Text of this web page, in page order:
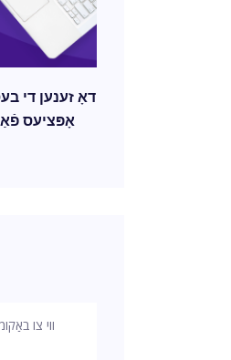
דאָ זענען די
אָפּציעס
ווי צו